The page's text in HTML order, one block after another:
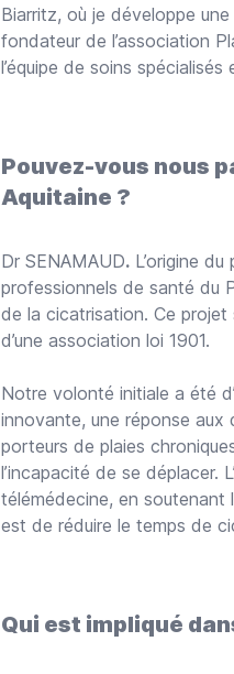
Biarritz, où je développe
fondateur de l’association
l’équipe de soins
Pouvez-vous nous
Aquitaine ?
Dr SENAMAUD. L’origine
professionnels de santé du
de la cicatrisation. Ce projet
d’une association loi 1901.
Notre volonté initiale a été
innovante, une réponse aux
porteurs de plaies
l’incapacité de se déplacer.
télémédecine, en soutenant
est de réduire le temps de
Qui est impliqué